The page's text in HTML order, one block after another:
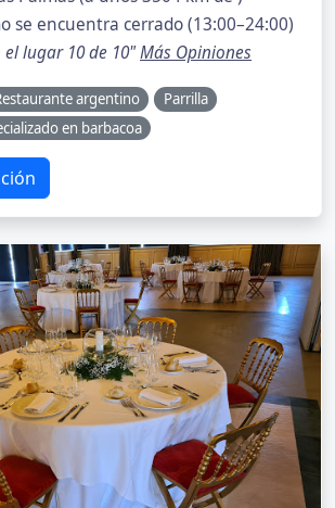
se encuentra cerrado (13:00–24:00)
el lugar 10 de 10"Más Opiniones
argentino
Parrilla
en barbacoa